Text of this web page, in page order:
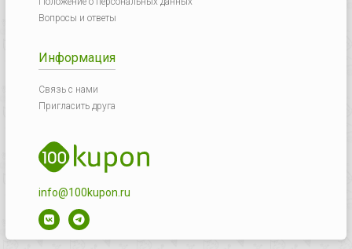
Вопросы и ответы
Информация
Связь с нами
Пригласить друга
info@100kupon.ru